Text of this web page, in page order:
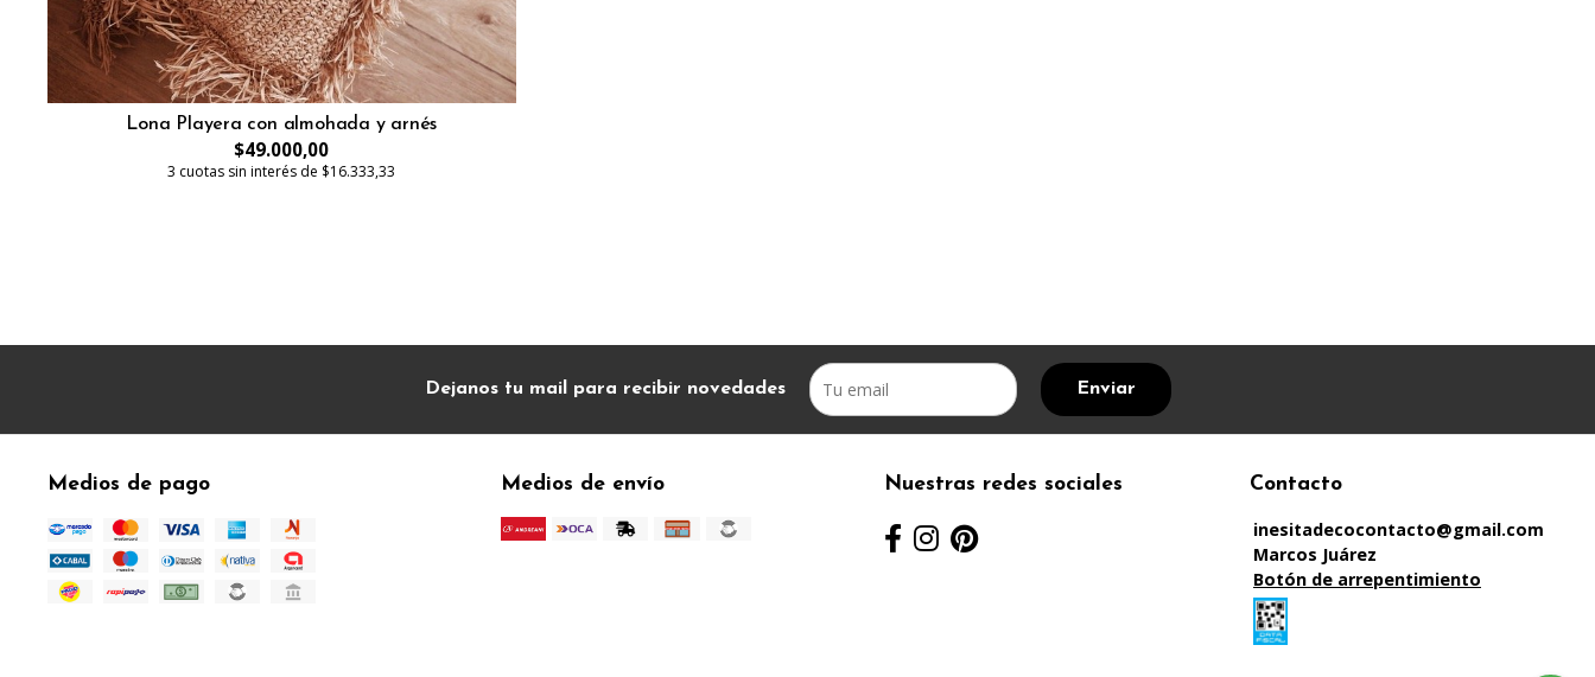
Lona Playera con almohada y arnés
$49.000,00
3 cuotas sin interés de $16.333,33
Dejanos tu mail para recibir novedades Enviar
Medios de pago Medios de envío Nuestras redes sociales Contacto
inesitadecocontacto@gmail.com
Marcos Juárez
Botón de arrepentimiento